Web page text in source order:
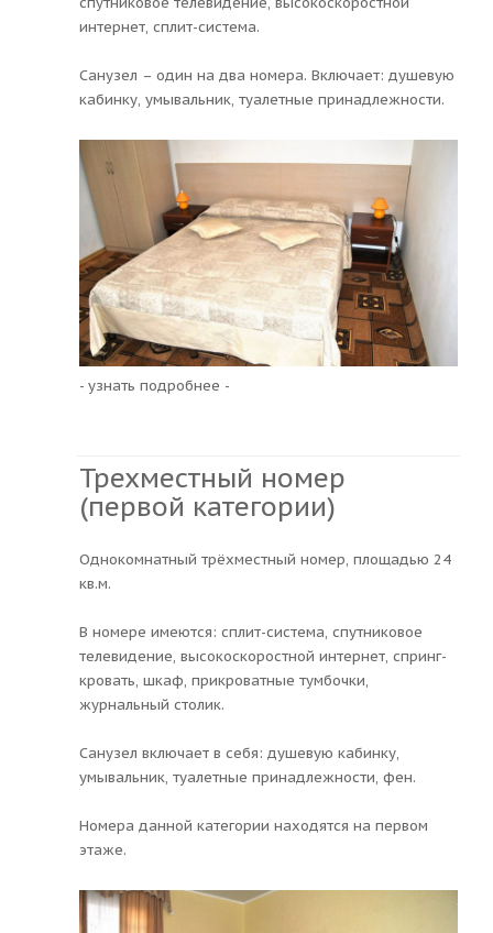
интернет, сплит-система.
Санузел – один на два номера. Включает: душевую
кабинку, умывальник, туалетные принадлежности.
- узнать подробнее -
Трехместный номер
(первой категории)
Однокомнатный трёхместный номер, площадью 24
кв.м.
В номере имеются: сплит-система, спутниковое
телевидение, высокоскоростной интернет, спринг-
кровать, шкаф, прикроватные тумбочки,
журнальный столик.
Санузел включает в себя: душевую кабинку,
умывальник, туалетные принадлежности, фен.
Номера данной категории находятся на первом
этаже.